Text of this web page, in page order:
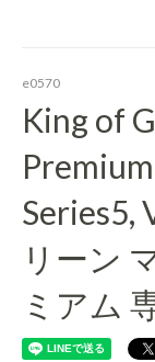
e0570
King of
Series5,
リーン
ミアム